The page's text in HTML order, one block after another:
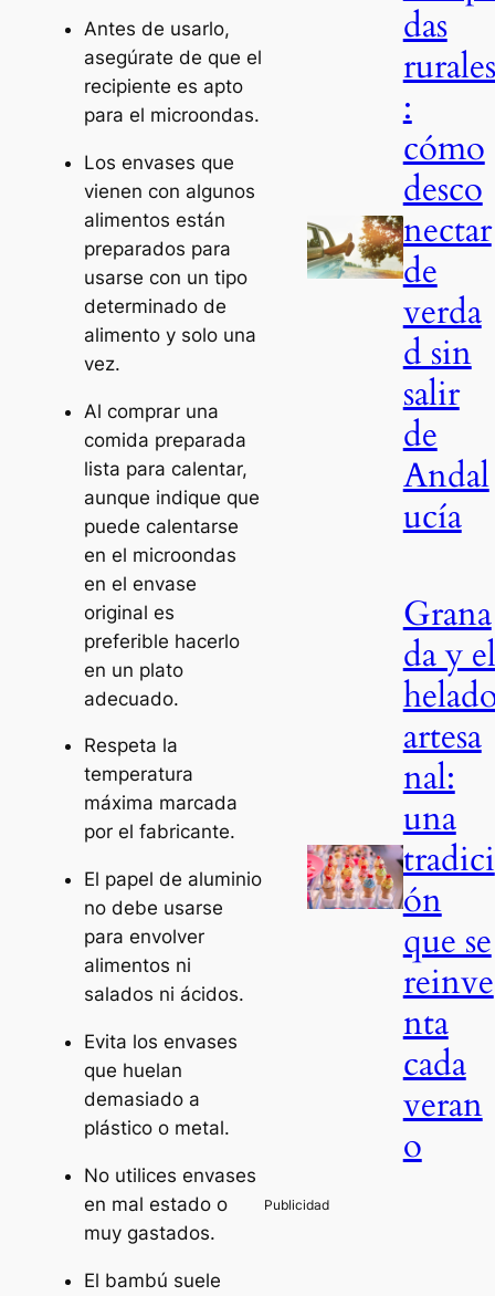
Antes de usarlo,
asegúrate de que el
recipiente es apto
para el microondas.
Los envases que
vienen con algunos
alimentos están
preparados para
usarse con un tipo
determinado de
alimento y solo una
vez.
Al comprar una
comida preparada
lista para calentar,
aunque indique que
puede calentarse
en el microondas
en el envase
original es
preferible hacerlo
en un plato
adecuado.
Respeta la
temperatura
máxima marcada
por el fabricante.
El papel de aluminio
no debe usarse
para envolver
alimentos ni
salados ni ácidos.
Evita los envases
que huelan
demasiado a
plástico o metal.
No utilices envases
en mal estado o
muy gastados.
El bambú suele
das
rurales
:
cómo
desco
nectar
de
verda
d sin
salir
de
Andal
ucía
Grana
da y el
artesa
nal:
una
tradici
ón
que se
reinve
nta
cada
veran
o